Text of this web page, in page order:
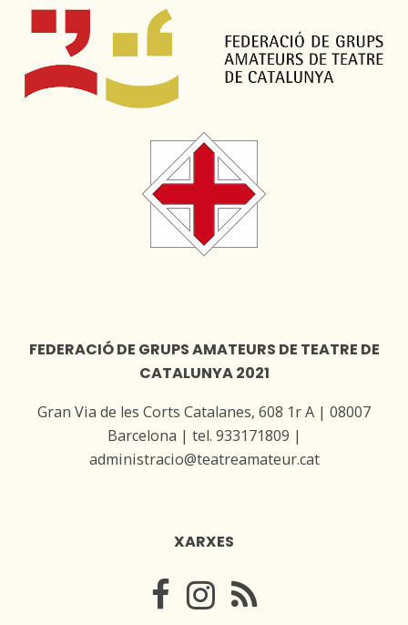
FEDERACIÓ DE GRUPS AMATEURS DE TEATRE DE
CATALUNYA 2021
Gran Via de les Corts Catalanes, 608 1r A | 08007
Barcelona | tel. 933171809 |
administracio@teatreamateur.cat
XARXES